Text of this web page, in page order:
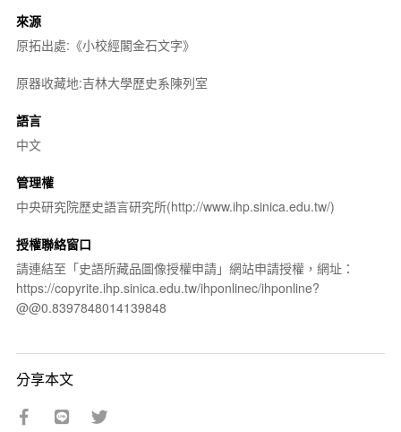
來源
原拓出處:《小校經閣金石文字》
原器收藏地:吉林大學歷史系陳列室
語言
中文
管理權
中央研究院歷史語言研究所(http://www.ihp.sinica.edu.tw/)
授權聯絡窗口
請連結至「史語所藏品圖像授權申請」網站申請授權，網址：
https://copyrite.ihp.sinica.edu.tw/ihponlinec/ihponline?
@@0.8397848014139848
分享本文